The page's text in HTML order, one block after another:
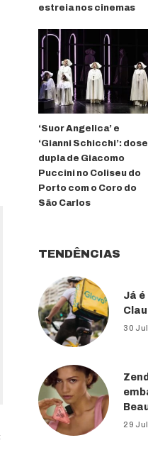
estreia nos cinemas
‘Suor Angelica’ e
‘Gianni Schicchi’: dose
dupla de Giacomo
Puccini no Coliseu do
Porto com o Coro do
São Carlos
TENDÊNCIAS
Já é
30
29